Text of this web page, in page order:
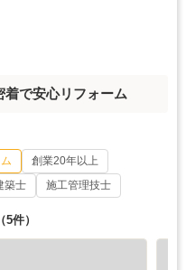
で安心リフォーム
創業20年以上
築士 施工管理技士
（5件）